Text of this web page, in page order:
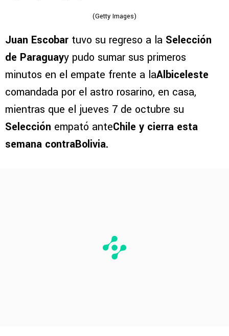
(Getty Images)
Juan Escobar tuvo su regreso a la Selección
de Paraguayy pudo sumar sus primeros
minutos en el empate frente a laAlbiceleste
comandada por el astro rosarino, en casa,
mientras que el jueves 7 de octubre su
Selección empató anteChile y cierra esta
semana contraBolivia.